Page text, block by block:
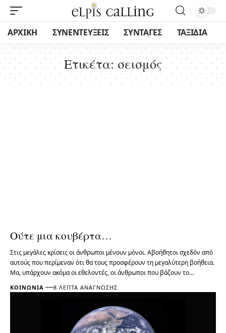
ΑΡΧΙΚΗ ΣΥΝΕΝΤΕΥΞΕΙΣ ΣΥΝΤΑΓΕΣ ΤΑΞΙΔΙΑ
Ετικέτα:σεισμός
Ούτε μια κουβέρτα…
Στις μεγάλες κρίσεις οι άνθρωποι μένουν μόνοι. Αβοήθητοι σχεδόν από
αυτούς που περίμεναν ότι θα τους προσφέρουν τη μεγαλύτερη βοήθεια.
Μα, υπάρχουν ακόμα οι εθελοντές, οι άνθρωποι που βάζουν το…
ΚΟΙΝΩΝΊΑ 8 ΛΕΠΤΆ ΑΝΆΓΝΩΣΗΣ